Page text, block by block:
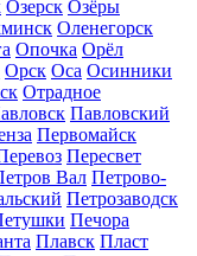
Озерск Озёры
Оленегорск
Опочка Орёл
Орск Оса Осинники
Отрадное
Павловский
Первомайск
Пересвет
Вал Петрово-
Петрозаводск
Печора
Плавск Пласт